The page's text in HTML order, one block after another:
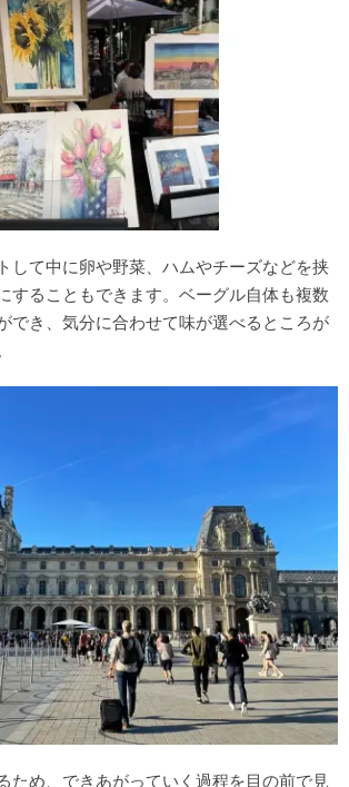
して中に卵や野菜、ハムやチーズなどを挟
することもできます。ベーグル自体も複数
でき、気分に合わせて味が選べるところが
ため、できあがっていく過程を目の前で見